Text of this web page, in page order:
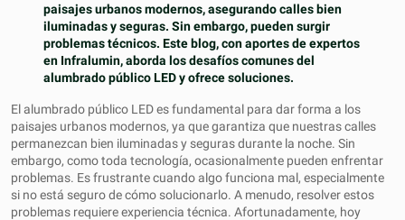
paisajes urbanos modernos, asegurando calles bien
iluminadas y seguras. Sin embargo, pueden surgir
problemas técnicos. Este blog, con aportes de expertos
en Infralumin, aborda los desafíos comunes del
alumbrado público LED y ofrece soluciones.
El alumbrado público LED es fundamental para dar forma a los
paisajes urbanos modernos, ya que garantiza que nuestras calles
permanezcan bien iluminadas y seguras durante la noche. Sin
embargo, como toda tecnología, ocasionalmente pueden enfrentar
problemas. Es frustrante cuando algo funciona mal, especialmente
si no está seguro de cómo solucionarlo. A menudo, resolver estos
problemas requiere experiencia técnica. Afortunadamente, hoy